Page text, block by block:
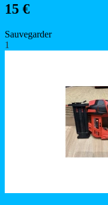
15 €
Sauvegarder
1